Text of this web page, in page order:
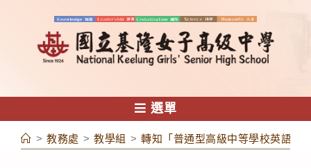
容
選單
> 教務處 > 教學組 > 轉知「普通型高級中等學校英語文